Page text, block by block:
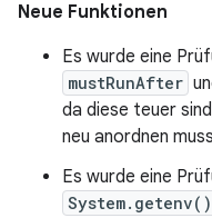
Neue Funktionen
Es wurde eine
mustRunAfter
da diese teuer
neu anordnen
Es wurde eine
System.getenv()